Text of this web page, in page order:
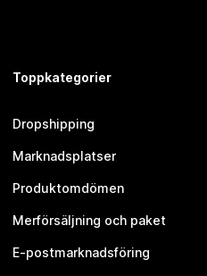
Toppkategorier
Dropshipping
Marknadsplatser
Produktomdömen
Merförsäljning och paket
E-postmarknadsföring